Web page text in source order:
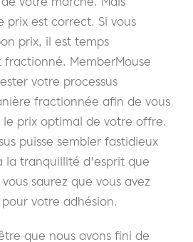
prix est correct. Si vous
prix, il est temps
MemberMouse
votre processus
fractionnée afin de vous
prix optimal de votre offre.
puisse sembler fastidieux
la tranquillité d'esprit que
saurez que vous avez
votre adhésion.
que nous avons fini de